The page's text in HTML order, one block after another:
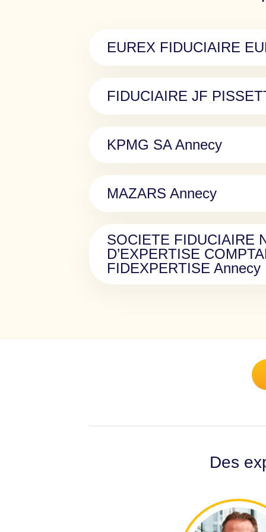
EUREX FIDUCIAIRE
FIDUCIAIRE JF
KPMG SA Annecy
MAZARS Annecy
SOCIETE FIDUCIAIRE
D’EXPERTISE
FIDEXPERTISE Annecy
Des